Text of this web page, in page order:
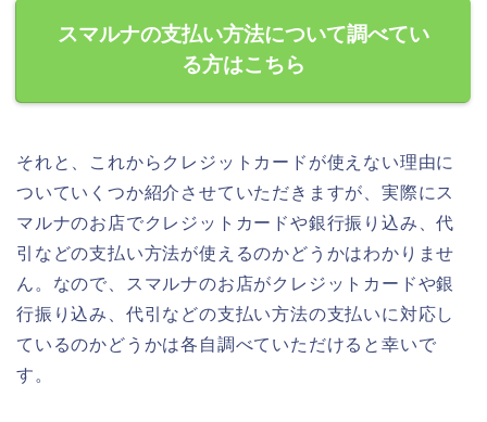
スマルナの支払い方法について調べてい
る方はこちら
それと、これからクレジットカードが使えない理由に
ついていくつか紹介させていただきますが、実際にス
マルナのお店でクレジットカードや銀行振り込み、代
引などの支払い方法が使えるのかどうかはわかりませ
ん。なので、スマルナのお店がクレジットカードや銀
行振り込み、代引などの支払い方法の支払いに対応し
ているのかどうかは各自調べていただけると幸いで
す。